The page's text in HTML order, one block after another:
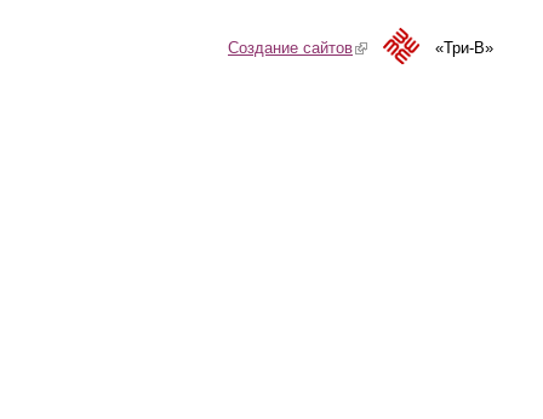
Создание сайтов(link is external)«Три-В»